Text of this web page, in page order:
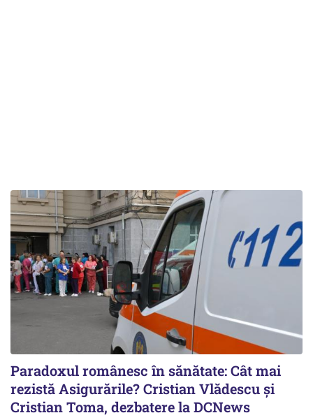
Paradoxul românesc în sănătate: Cât mai
rezistă Asigurările? Cristian Vlădescu și
Cristian Toma, dezbatere la DCNews